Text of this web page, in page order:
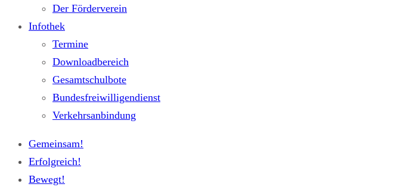
Der Förderverein
Infothek
Termine
Downloadbereich
Gesamtschulbote
Bundesfreiwilligendienst
Verkehrsanbindung
Gemeinsam!
Erfolgreich!
Bewegt!